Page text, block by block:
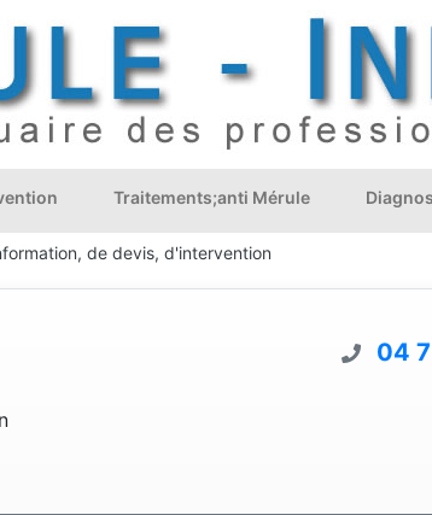
Traitements;anti Mérule
de devis, d'intervention
04